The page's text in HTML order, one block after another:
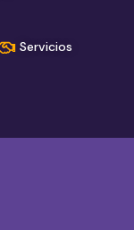
Servicios